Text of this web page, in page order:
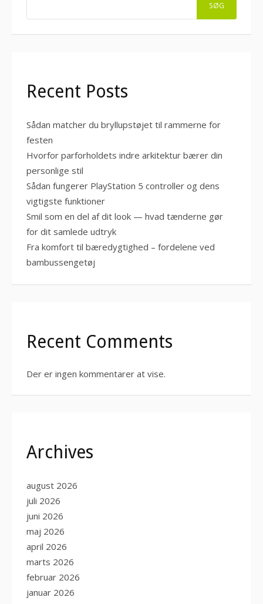
SØG
Recent Posts
Sådan matcher du bryllupstøjet til rammerne for
festen
Hvorfor parforholdets indre arkitektur bærer din
personlige stil
Sådan fungerer PlayStation 5 controller og dens
vigtigste funktioner
Smil som en del af dit look — hvad tænderne gør
for dit samlede udtryk
Fra komfort til bæredygtighed – fordelene ved
bambussengetøj
Recent Comments
Der er ingen kommentarer at vise.
Archives
august 2026
juli 2026
juni 2026
maj 2026
april 2026
marts 2026
februar 2026
januar 2026